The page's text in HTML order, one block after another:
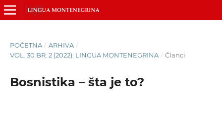
POČETNA / ARHIVA /
VOL. 30 BR. 2 (2022): LINGUA MONTENEGRINA / Članci
Bosnistika – šta je to?